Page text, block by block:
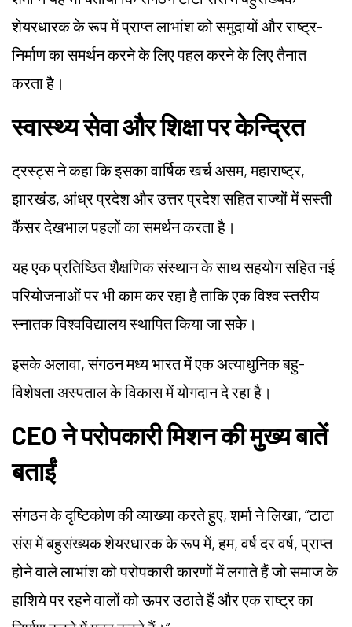
शेयरधारक के रूप में प्राप्त लाभांश को समुदायों और राष्ट्र-
निर्माण का समर्थन करने के लिए पहल करने के लिए तैनात
करता है।
स्वास्थ्य सेवा और शिक्षा पर केन्द्रित
ट्रस्ट्स ने कहा कि इसका वार्षिक खर्च असम, महाराष्ट्र,
झारखंड, आंध्र प्रदेश और उत्तर प्रदेश सहित राज्यों में सस्ती
कैंसर देखभाल पहलों का समर्थन करता है।
यह एक प्रतिष्ठित शैक्षणिक संस्थान के साथ सहयोग सहित नई
परियोजनाओं पर भी काम कर रहा है ताकि एक विश्व स्तरीय
स्नातक विश्वविद्यालय स्थापित किया जा सके।
इसके अलावा, संगठन मध्य भारत में एक अत्याधुनिक बहु-
विशेषता अस्पताल के विकास में योगदान दे रहा है।
CEO ने परोपकारी मिशन की मुख्य बातें
बताईं
संगठन के दृष्टिकोण की व्याख्या करते हुए, शर्मा ने लिखा, “टाटा
संस में बहुसंख्यक शेयरधारक के रूप में, हम, वर्ष दर वर्ष, प्राप्त
होने वाले लाभांश को परोपकारी कारणों में लगाते हैं जो समाज के
हाशिये पर रहने वालों को ऊपर उठाते हैं और एक राष्ट्र का